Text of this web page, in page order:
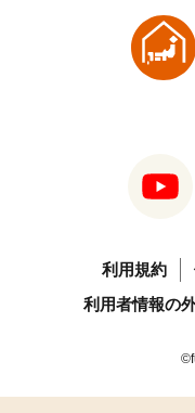
利用規約
利用者情報の